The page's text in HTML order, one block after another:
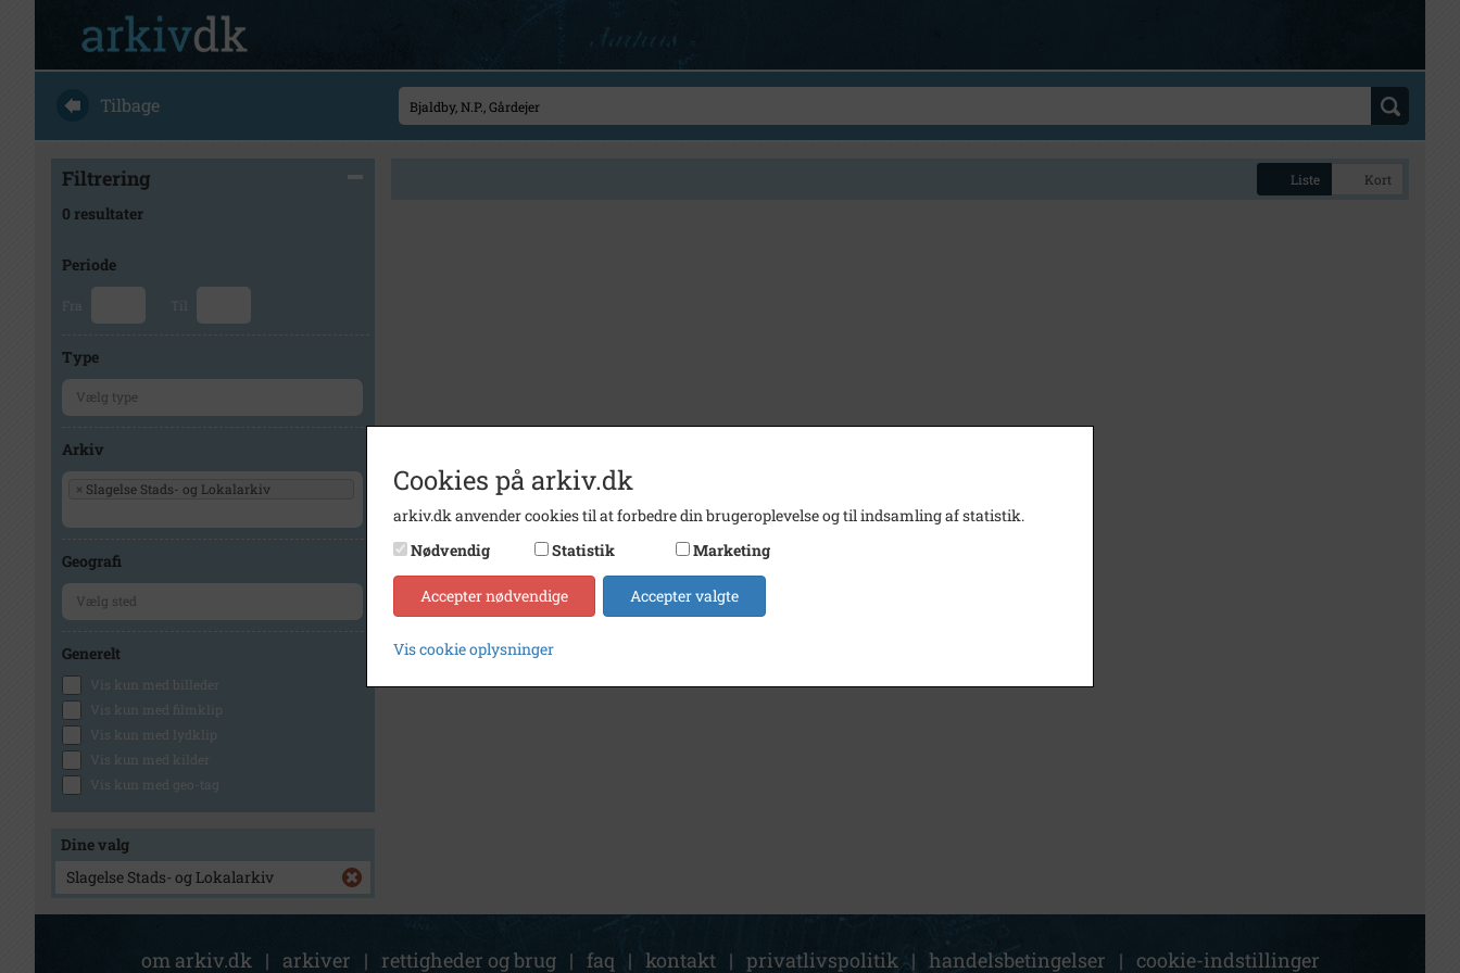
Tilbage
Filtrering
0 resultater
Periode
Fra Til
Type
Arkiv
× Slagelse Stads- og Lokalarkiv
Geografi
Generelt
Vis kun med billeder
Vis kun med filmklip
Vis kun med lydklip
Vis kun med kilder
Vis kun med geo-tag
Dine valg
Slagelse Stads- og Lokalarkiv
Liste Kort
om arkiv.dk | arkiver | rettigheder og brug | faq | kontakt | privatlivspolitik | handelsbetingelser | cookie-indstillinger
Cookies på arkiv.dk
arkiv.dk anvender cookies til at forbedre din brugeroplevelse og til indsamling af statistik.
Nødvendig
Statistik Marketing
Accepter nødvendige Accepter valgte
Vis cookie oplysninger